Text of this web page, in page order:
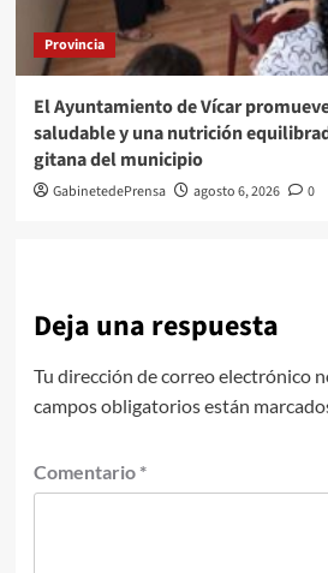
Provincia
El Ayuntamiento de Vícar
saludable y una nutrición
gitana del municipio
GabinetedePrensa agosto 6, 2026 0
Deja una respuesta
Tu dirección de correo electrónico
campos obligatorios están
Comentario *